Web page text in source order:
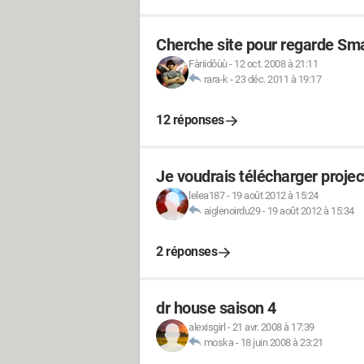
Cherche site pour regarde
Fàriidôùù- 12 oct. 2008 à 21:11
rara-k-23 déc. 2011 à 19:17
12 réponses
Je voudrais télécharger
lelea187- 19 août 2012 à 15:24
aiglenoirdu29- 19 août 2012 à 15:34
2 réponses
dr house saison 4
alexisgirl -21 avr. 2008 à 17:39
moska- 18 juin 2008 à 23:21